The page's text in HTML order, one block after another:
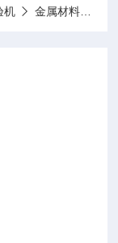
机 金属材料疲劳试验机